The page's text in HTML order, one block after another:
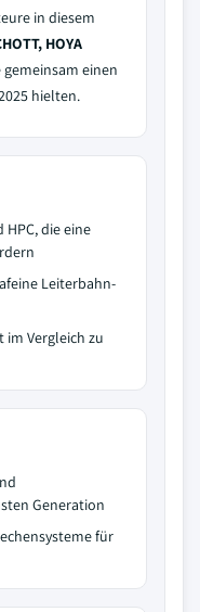
in diesem
HOYA
gemeinsam einen
hielten.
HPC, die eine
Leiterbahn-
Vergleich zu
Generation
für